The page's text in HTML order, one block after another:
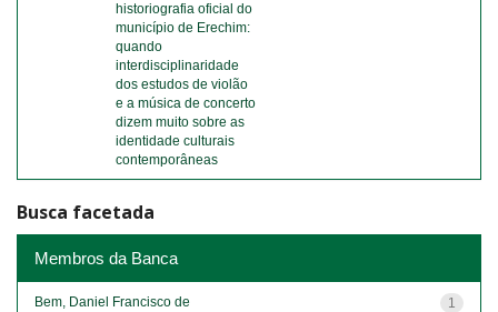
historiografia oficial do
município de Erechim:
quando
interdisciplinaridade
dos estudos de violão
e a música de concerto
dizem muito sobre as
identidade culturais
contemporâneas
Busca facetada
Membros da Banca
1
Bem, Daniel Francisco de